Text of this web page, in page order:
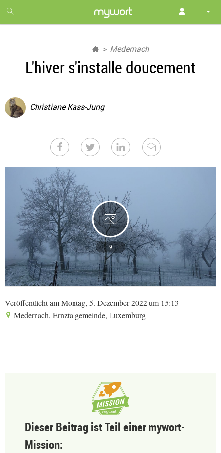
month
free
Medernach
L'hiver s'installe doucement
Christiane Kass-Jung
9
Veröffentlicht am Montag, 5. Dezember 2022 um 15:13
Medernach, Ernztalgemeinde, Luxemburg
Dieser Beitrag ist Teil einer mywort-
Mission: